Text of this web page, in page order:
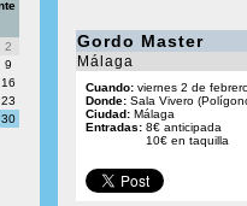
2
9
16
23
30
Gordo Master
Málaga
Cuando:viernes 2 de
Donde:Sala Vivero
Ciudad:Málaga
Entradas: 8€ anticipada
10€ en taquilla